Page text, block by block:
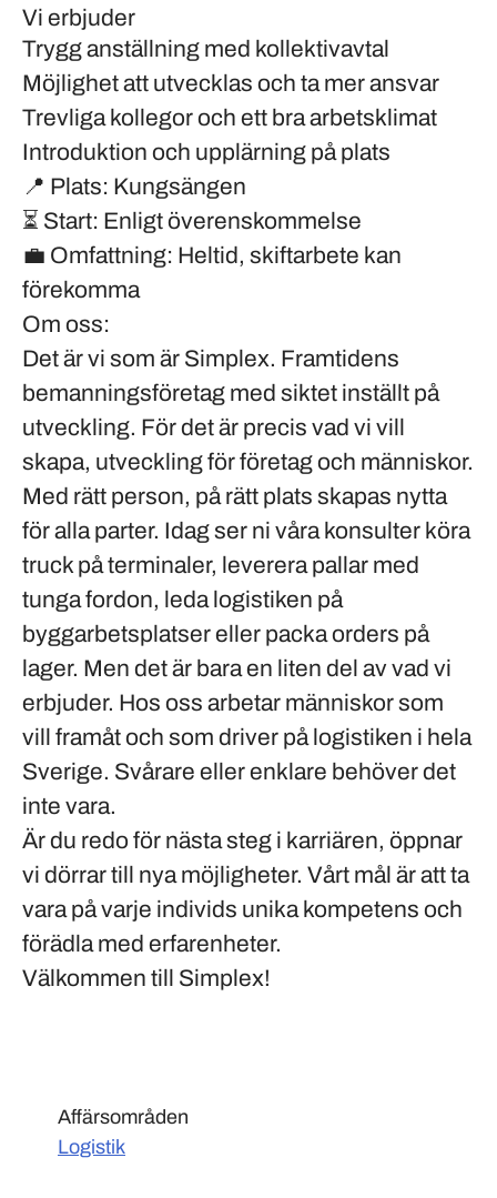
Vi erbjuder
Trygg anställning med kollektivavtal
Möjlighet att utvecklas och ta mer ansvar
Trevliga kollegor och ett bra arbetsklimat
Introduktion och upplärning på plats
📍 Plats: Kungsängen
⏳ Start: Enligt överenskommelse
💼 Omfattning: Heltid, skiftarbete kan
förekomma
Om oss:
Det är vi som är Simplex. Framtidens
bemanningsföretag med siktet inställt på
utveckling. För det är precis vad vi vill
skapa, utveckling för företag och människor.
Med rätt person, på rätt plats skapas nytta
för alla parter. Idag ser ni våra konsulter köra
truck på terminaler, leverera pallar med
tunga fordon, leda logistiken på
byggarbetsplatser eller packa orders på
lager. Men det är bara en liten del av vad vi
erbjuder. Hos oss arbetar människor som
vill framåt och som driver på logistiken i hela
Sverige. Svårare eller enklare behöver det
inte vara.
Är du redo för nästa steg i karriären, öppnar
vi dörrar till nya möjligheter. Vårt mål är att ta
vara på varje individs unika kompetens och
förädla med erfarenheter.
Välkommen till Simplex!
Affärsområden
Logistik